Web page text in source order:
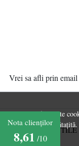
Acest site folosește
experiență
Vrei sa afli prin
INFORMATII UTILE
Nota clienților
8,61 /10